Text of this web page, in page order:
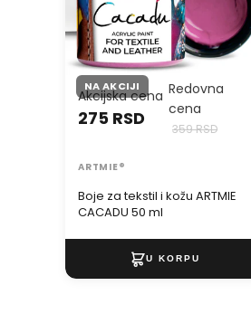
NA AKCIJI
Boje za tekstil i kožu ARTMIE
CACADU 50 ml
Akcijska cena
275 RSD
Redovna
cena
359 RSD
ARTMIE®